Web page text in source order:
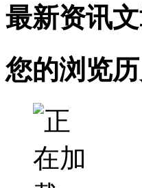
最新资讯
您的浏览